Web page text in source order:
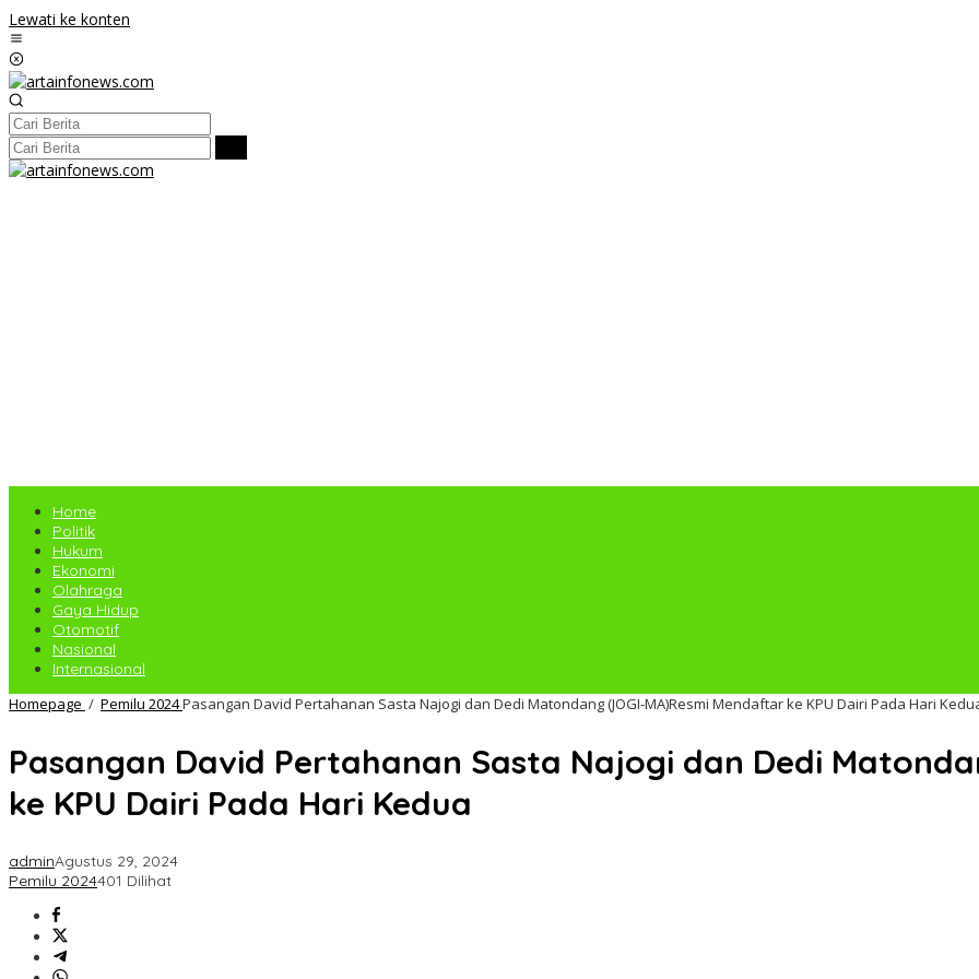
Lewati ke konten
Home
Politik
Hukum
Ekonomi
Olahraga
Gaya Hidup
Otomotif
Nasional
Internasional
Homepage / Pemilu 2024Pasangan David Pertahanan Sasta Najogi dan Dedi Matondang (JOGI-MA)Resmi Mendaftar ke KPU Dairi Pada Hari
Pasangan David Pertahanan Sasta Najogi dan Dedi
ke KPU Dairi Pada Hari Kedua
adminAgustus 29, 2024
Pemilu 2024401 Dilihat